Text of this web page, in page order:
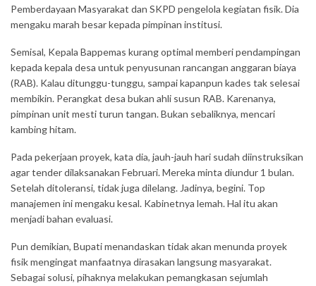
Pemberdayaan Masyarakat dan SKPD pengelola kegiatan fisik. Dia
mengaku marah besar kepada pimpinan institusi.
Semisal, Kepala Bappemas kurang optimal memberi pendampingan
kepada kepala desa untuk penyusunan rancangan anggaran biaya
(RAB). Kalau ditunggu-tunggu, sampai kapanpun kades tak selesai
membikin. Perangkat desa bukan ahli susun RAB. Karenanya,
pimpinan unit mesti turun tangan. Bukan sebaliknya, mencari
kambing hitam.
Pada pekerjaan proyek, kata dia, jauh-jauh hari sudah diinstruksikan
agar tender dilaksanakan Februari. Mereka minta diundur 1 bulan.
Setelah ditoleransi, tidak juga dilelang. Jadinya, begini. Top
manajemen ini mengaku kesal. Kabinetnya lemah. Hal itu akan
menjadi bahan evaluasi.
Pun demikian, Bupati menandaskan tidak akan menunda proyek
fisik mengingat manfaatnya dirasakan langsung masyarakat.
Sebagai solusi, pihaknya melakukan pemangkasan sejumlah